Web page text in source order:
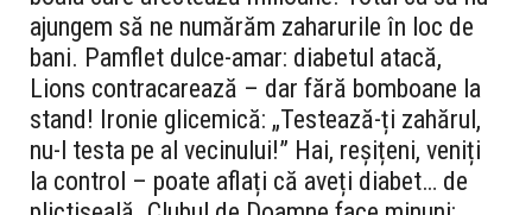
ajungem să ne numărăm zaharurile în loc de
bani. Pamflet dulce-amar: diabetul atacă,
Lions contracarează – dar fără bomboane la
stand! Ironie glicemică: „Testează-ți zahărul,
nu-l testa pe al vecinului!” Hai, reșițeni, veniți
la control – poate aflați că aveți diabet… de